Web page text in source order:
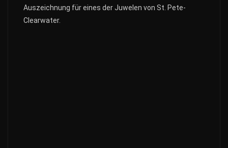
Auszeichnung für eines der Juwelen von St. Pete-
Clearwater.